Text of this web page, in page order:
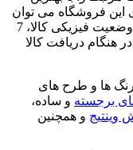
این فروشگاه می توان
به ارسال سریع و رایگان، تضمین اصالت و وضعیت فیزیکی کالا، 7
هنگام دریافت کالا
رنگ ها و طرح های
و ساده،
وینتیج و همچنین